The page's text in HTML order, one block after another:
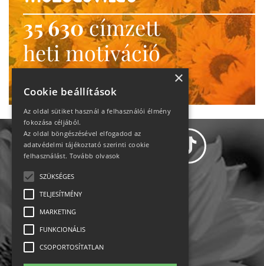
35 630címzett
heti motiváció
Ne maradj le!
Impresszum-kapcsolat
×
Cookie beállítások
Az oldal sütiket használ a felhasználói élmény
fokozása céljából.
Az oldal böngészésével elfogadod az
adatvédelmi tájékoztató szerinti cookie
felhasználást. Tovább olvasok
SZÜKSÉGES
TELJESÍTMÉNY
MARKETING
FUNKCIONÁLIS
CSOPORTOSÍTATLAN